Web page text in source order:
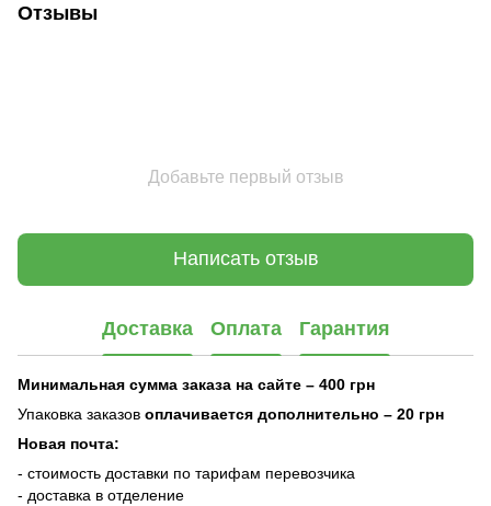
Отзывы
Добавьте первый отзыв
Написать отзыв
Доставка Оплата Гарантия
Минимальная сумма заказа на сайте – 400 грн
Упаковка заказов оплачивается дополнительно – 20 грн
Новая почта:
- стоимость доставки по тарифам перевозчика
- доставка в отделение